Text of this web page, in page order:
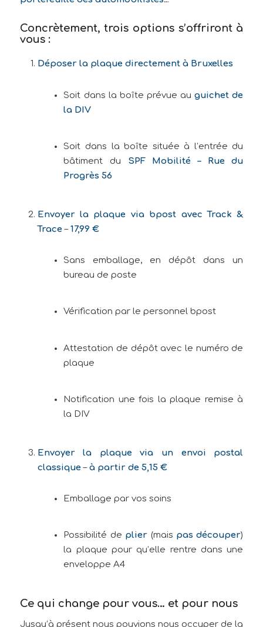
Concrètement, trois options s’offriront à
vous :
Déposer la plaque directement à Bruxelles
Soit dans la boîte prévue auguichet de
la DIV
Soit dans la boîte située à l’entrée du
bâtiment du SPF Mobilité – Rue du
Progrès 56
Envoyer la plaque via bpost avec Track &
Trace –17,99 €
Sans emballage, en dépôt dans un
bureau de poste
Vérification par le personnel bpost
Attestation de dépôt avec le numéro de
plaque
Notification une fois la plaque remise à
la DIV
Envoyer la plaque via un envoi postal
classique –à partir de 5,15 €
Emballage par vos soins
Possibilité de plier (mais pas découper)
la plaque pour qu’elle rentre dans une
enveloppe A4
Ce qui change pour vous… et pour nous
Jusqu’à présent nous pouvions nous occuper de la